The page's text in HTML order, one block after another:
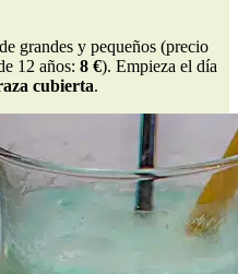
grandes y pequeños (precio
12 años: 8 €). Empieza el día
cubierta.